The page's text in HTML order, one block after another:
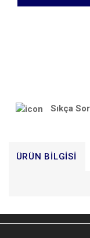
Sıkça
ÜRÜN BILGISI
Bu ürünün fiyat
konularda
kullanarak